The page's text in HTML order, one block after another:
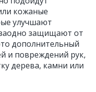
кожаные
улучшают
защищают от
дополнительный
и повреждений рук,
дерева, камни или